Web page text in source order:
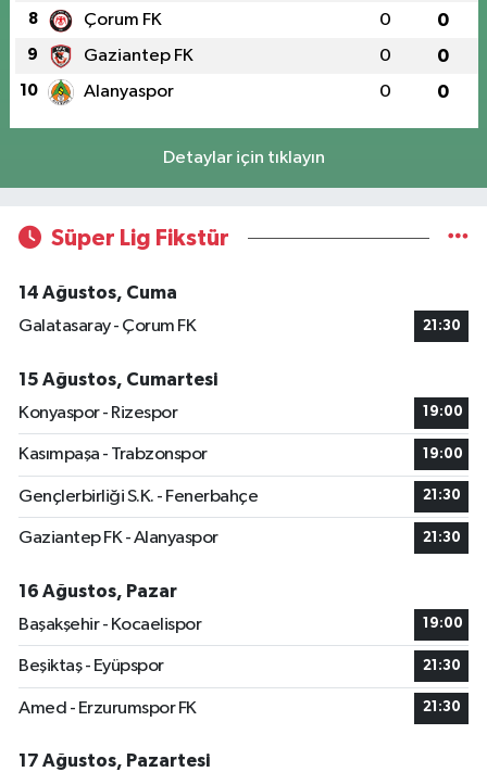
8 Çorum FK 0 0
9 Gaziantep FK 0 0
10 Alanyaspor 0 0
Detaylar için tıklayın
Süper Lig Fikstür
14 Ağustos, Cuma
Galatasaray - Çorum FK
21:30
15 Ağustos, Cumartesi
Konyaspor - Rizespor
19:00
Kasımpaşa - Trabzonspor 19:00
Gençlerbirliği S.K. - Fenerbahçe 21:30
Gaziantep FK - Alanyaspor 21:30
16 Ağustos, Pazar
Başakşehir - Kocaelispor
19:00
Beşiktaş - Eyüpspor 21:30
Amed - Erzurumspor FK 21:30
17 Ağustos, Pazartesi